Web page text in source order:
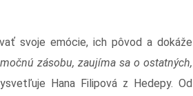
svoje emócie, ich pôvod a dokáže
zásobu, zaujíma sa o ostatných,
Hana Filipová z Hedepy. Od